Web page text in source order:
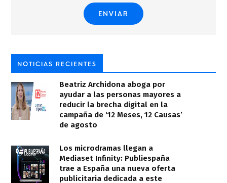
NOTICIAS RECIENTES
Beatriz Archidona aboga por
ayudar a las personas mayores a
reducir la brecha digital en la
campaña de ‘12 Meses, 12 Causas’
de agosto
Los microdramas llegan a
Mediaset Infinity: Publiespaña
trae a España una nueva oferta
publicitaria dedicada a este